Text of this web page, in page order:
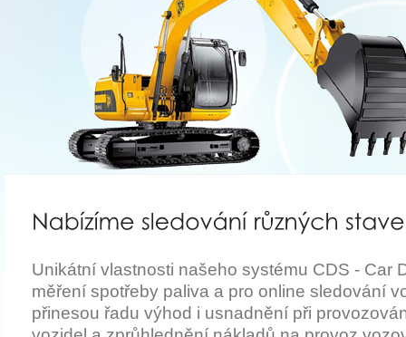
Unikátní vlastnosti našeho systému CDS - Car
měření spotřeby paliva a pro online sledování
přinesou řadu výhod i usnadnění při